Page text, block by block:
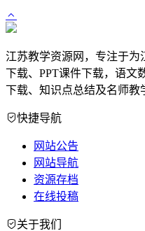
江苏教学资源网，专注于
下载、PPT课件下载，语文
下载、知识点总结及名师教
快捷导航
网站公告
网站导航
资源存档
在线投稿
关于我们